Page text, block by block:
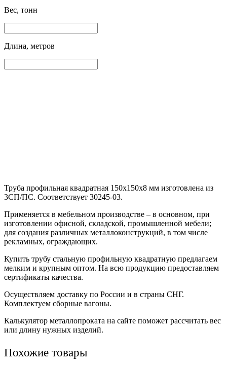
Вес, тонн
Длина, метров
Труба профильная квадратная 150х150х8 мм изготовлена из
3СП/ПС. Соответствует 30245-03.
Применяется в мебельном производстве – в основном, при
изготовлении офисной, складской, промышленной мебели;
для создания различных металлоконструкций, в том числе
рекламных, ограждающих.
Купить трубу стальную профильную квадратную предлагаем
мелким и крупным оптом. На всю продукцию предоставляем
сертификаты качества.
Осуществляем доставку по России и в страны СНГ.
Комплектуем сборные вагоны.
Калькулятор металлопроката на сайте поможет рассчитать вес
или длину нужных изделий.
Похожие товары